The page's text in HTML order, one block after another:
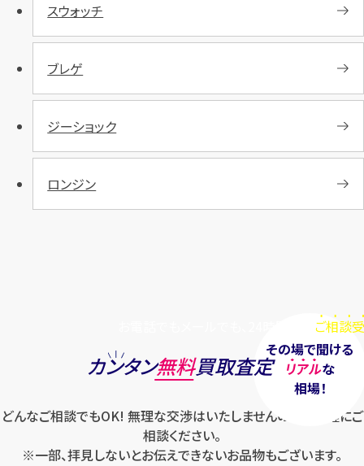
スウォッチ
ブレゲ
ジーショック
ロンジン
ご相談
その場で聞ける
リアルな
相場！
カンタン無料買取査定
どんなご相談でもOK! 無理な交渉はいたしませんのでお気軽にご
相談ください。
※一部、拝見しないとお伝えできないお品物もございます。